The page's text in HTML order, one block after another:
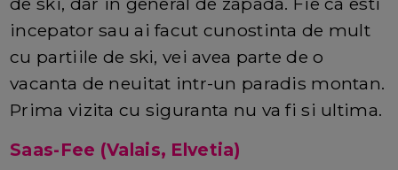
incepator sau ai facut cunostinta de mult
cu partiile de ski, vei avea parte de o
vacanta de neuitat intr-un paradis montan.
Prima vizita cu siguranta nu va fi si ultima.
Saas-Fee (Valais, Elvetia)